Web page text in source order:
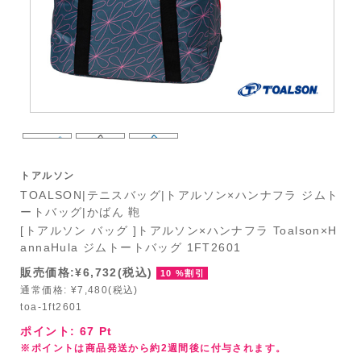
トアルソン
TOALSON|テニスバッグ|トアルソン×ハンナフラ ジムト
ートバッグ|かばん 鞄
[トアルソン バッグ ]トアルソン×ハンナフラ Toalson×H
annaHula ジムトートバッグ 1FT2601
販売価格:¥6,732(税込)
10 %割引
通常価格: ¥7,480(税込)
toa-1ft2601
ポイント: 67 Pt
※ポイントは商品発送から約2週間後に付与されます。